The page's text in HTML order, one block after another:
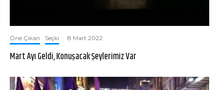
Öne Çıkan Seçki · 8 Mart 2022
Mart Ayı Geldi, Konuşacak Şeylerimiz Var